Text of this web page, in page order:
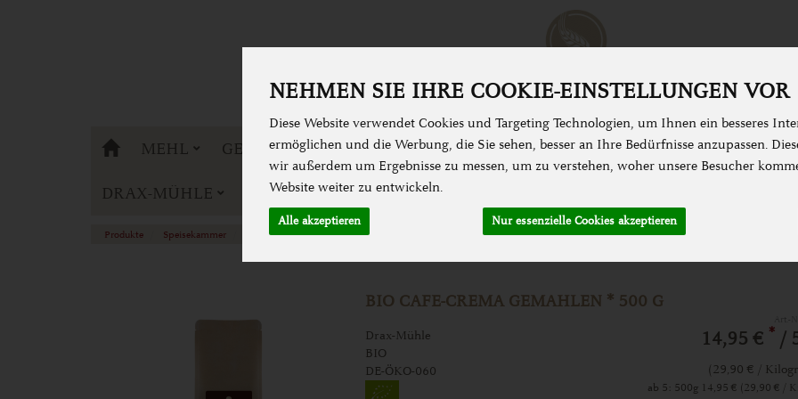
NEHMEN SIE IHRE COOKIE-EINSTELLUNGEN VOR
Diese Website verwendet Cookies und Targeting Technologien, um Ihnen ein besseres
ermöglichen und die Werbung, die Sie sehen, besser an Ihre Bedürfnisse anzupassen.
wir außerdem um Ergebnisse zu messen, um zu verstehen, woher unsere Besucher
Website weiter zu entwickeln.
Alle akzeptieren Nur essenzielle Cookies akzeptieren
DRAX-MÜHLE
MEHL GETREIDE BACKEN & KOCHEN SPEISEKAMMER ZUBEHÖR &
DRAX-MÜHLE
Produkte Speisekammer Tee & Kaffee Kaffee
BIO CAFE-CREMA GEMAHLEN * 500 G
Drax-Mühle
BIO
DE-ÖKO-060
14,95 € * /
(29,90 € /